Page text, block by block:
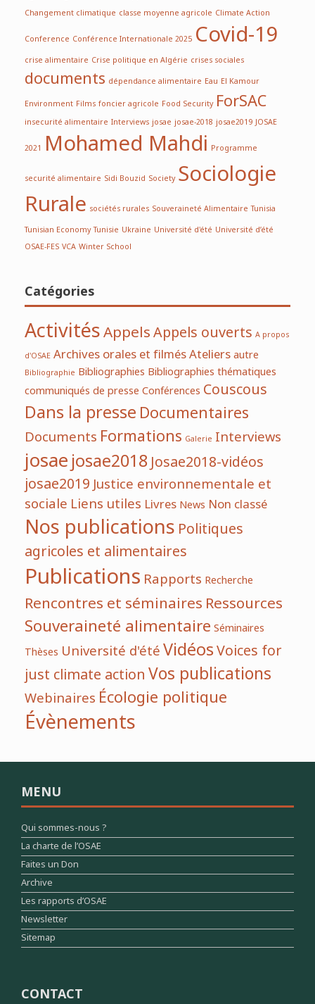
Changement climatique classe moyenne agricole Climate Action
Conference Conférence Internationale 2025 Covid-19
crise alimentaire Crise politique en Algérie crises sociales
documents dépendance alimentaire Eau El Kamour
Environment Filmsfoncier agricole Food Security ForSAC
insecurité alimentaire Interviewsjosae josae-2018 josae2019JOSAE
2021 Mohamed Mahdi Programme
securité alimentaire Sidi Bouzid Society Sociologie
Rurale sociétés rurales Souveraineté Alimentaire Tunisia
Tunisian EconomyTunisie Ukraine Université d'été Université d’été
OSAE-FESVCAWinter School
Catégories
ActivitésAppelsAppels ouverts A propos
d'OSAEArchives orales et filmésAteliersautre
Bibliographie BibliographiesBibliographies thématiques
communiqués de presseConférencesCouscous
Dans la presseDocumentaires
DocumentsFormations Galerie Interviews
josaejosae2018Josae2018-vidéos
josae2019Justice environnementale et
socialeLiens utiles LivresNews Non classé
Nos publicationsPolitiques
agricoles et alimentaires
PublicationsRapportsRecherche
Rencontres et séminairesRessources
Souveraineté alimentaireSéminaires
Thèses Université d'étéVidéosVoices for
just climate actionVos publications
WebinairesÉcologie politique
Évènements
MENU
Qui sommes-nous ?
La charte de l’OSAE
Faites un Don
Archive
Les rapports d’OSAE
Newsletter
Sitemap
CONTACT